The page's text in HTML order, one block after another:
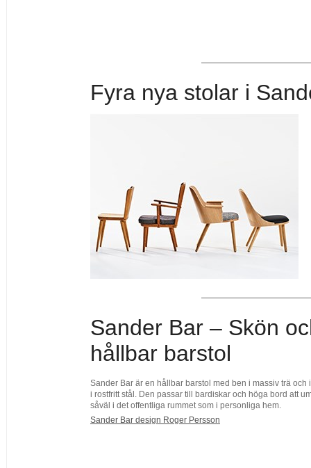
Fyra nya stolar i
Sander Bar – Skön
hållbar barstol
Sander Bar är en hållbar barstol med ben i massiv trä och
i rostfritt stål. Den passar till bardiskar och höga bord att
såväl i det offentliga rummet som i personliga hem.
Sander Bar design Roger Persson